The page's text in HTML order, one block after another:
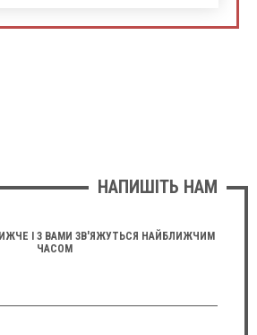
НАПИШІТЬ НАМ
І З ВАМИ ЗВ'ЯЖУТЬСЯ НАЙБЛИЖЧИМ
ЧАСОМ